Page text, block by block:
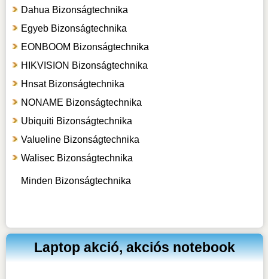
Dahua Bizonságtechnika
Egyeb Bizonságtechnika
EONBOOM Bizonságtechnika
HIKVISION Bizonságtechnika
Hnsat Bizonságtechnika
NONAME Bizonságtechnika
Ubiquiti Bizonságtechnika
Valueline Bizonságtechnika
Walisec Bizonságtechnika
Minden Bizonságtechnika
Laptop akció, akciós notebook